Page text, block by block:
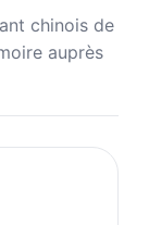
chinois de
auprès